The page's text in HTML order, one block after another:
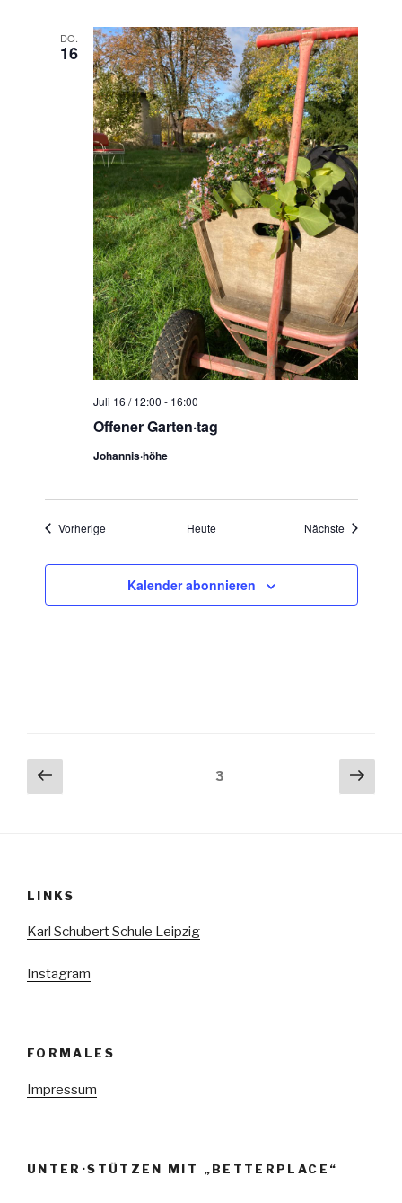
DO.
16
Offener Garten·tag
Juli 16 / 12:00 - 16:00
Johannis·höhe
VorherigeVeranstaltungen Heute Nächste
Kalender abonnieren
Seitennummerierung
der
Vorherige
Seite
Seite3
LINKS
Karl Schubert Schule Leipzig
Instagram
FORMALES
Impressum
UNTER·STÜTZEN MIT „BETTERPLACE“